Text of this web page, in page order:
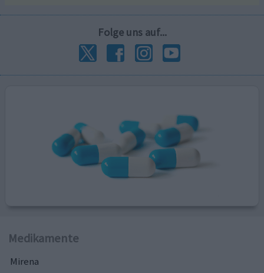
Folge uns auf...
Medikamente
Mirena